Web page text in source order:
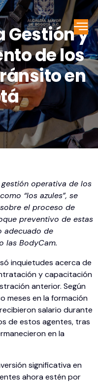
Gestión y
de los
en
operativa de los
“los azules”, se
el proceso de
preventivo de estas
adecuado de
las BodyCam.
inquietudes acerca de
y capacitación
anterior. Según
meses en la formación
salario durante
de estos agentes, tras
en la
significativa en
ahora estén por